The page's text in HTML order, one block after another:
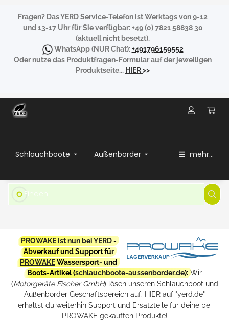
Fragen? Das YERD Service-Telefon ist Werktags von 9-12
und 13-17 Uhr für Sie verfügbar:+49 (0) 7821 58838 30
(aktuell nicht besetzt).
WhatsApp(NUR Chat):+491796159552
Oder nutze das Produktfragen-Formular auf der jeweiligen
Produktseite... HIER>>
Schlauchboote Außenborder mehr...
PROWAKE ist nun bei YERD-
Abverkauf und Support für
PROWAKEWassersport- und
Boots-Artikel (schlauchboote-aussenborder.de): Wir
(Motorgeräte Fischer GmbH) lösen unseren Schlauchboot und
Außenborder Geschäftsbereich auf. HIER auf "yerd.de"
erhältst du weiterhin Support und Ersatzteile für deine bei
PROWAKE gekauften Produkte!